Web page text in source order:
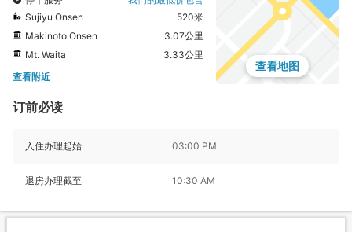
Sujiyu Onsen
520米
Makinoto Onsen
3.07公里
Mt. Waita
3.33公里
查看附近
查看地图
订前必读
入住办理起始 03:00 PM
退房办理截至 10:30 AM